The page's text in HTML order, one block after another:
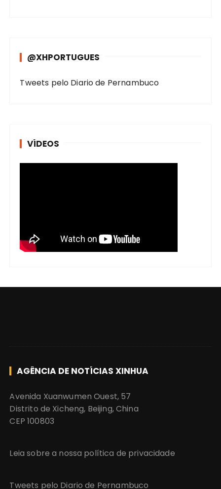
@XHPORTUGUES
Tweets pelo Diario de Pernambuco
VÍDEOS
AGÊNCIA DE NOTÍCIAS XINHUA
Avenida Xuanwumen Ouest, 57
Distrito de Xicheng, Beijing, China
CEP 100803
Leia sobre a nossa política de privacidade
Tweets pelo Diario de Pernambuco